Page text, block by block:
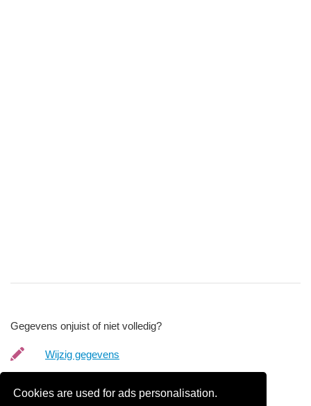
Cookies are used for ads personalisation.
Gegevens onjuist of niet volledig?
Wijzig gegevens